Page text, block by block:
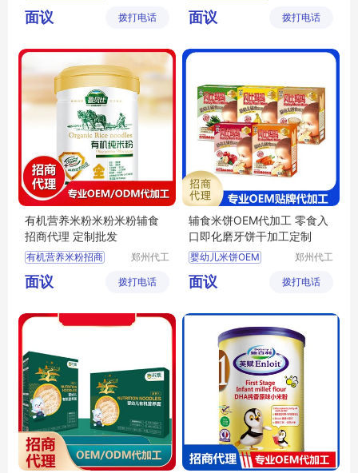
虾皮粉代理
技有限公
面议 拨打电话
水果小米米粉批发
小米辅食代理
宝宝米粉定制
技有限公
面议 拨打电话
有机营养米粉米粉米粉辅食
招商代理 定制批发
有机营养米粉招商
有机营养米粉代理
有机营养米粉定制
婴儿米粉定制
郑州代工
技有限公
面议 拨打电话
辅食米饼OEM代加工 零食入
口即化磨牙饼干加工定制
婴幼儿米饼OEM
婴幼儿米饼代加工
婴幼儿米饼加工定制
磨牙饼干代加工
郑州代工
技有限公
面议 拨打电话